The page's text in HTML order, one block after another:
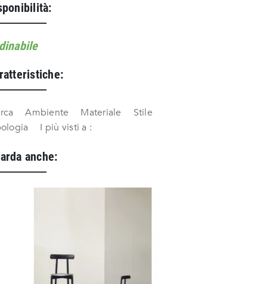
Ambiente Materiale
Stile
I più visti a :
anche: